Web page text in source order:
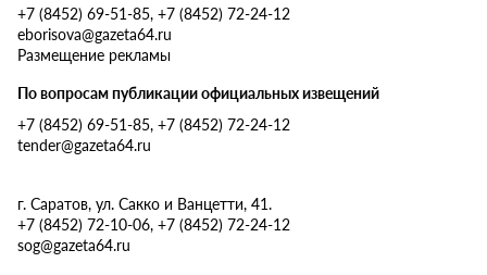
+7 (8452) 69-51-85, +7 (8452) 72-24-12
eborisova@gazeta64.ru
Размещение рекламы
По вопросам публикации официальных извещений
+7 (8452) 69-51-85, +7 (8452) 72-24-12
tender@gazeta64.ru
г. Саратов, ул. Сакко и Ванцетти, 41.
+7 (8452) 72-10-06, +7 (8452) 72-24-12
sog@gazeta64.ru